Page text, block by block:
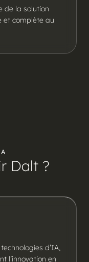
de la solution
et complète au
Dalt ?
d’IA,
l’innovation en